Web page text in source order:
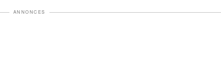
ANNONCES